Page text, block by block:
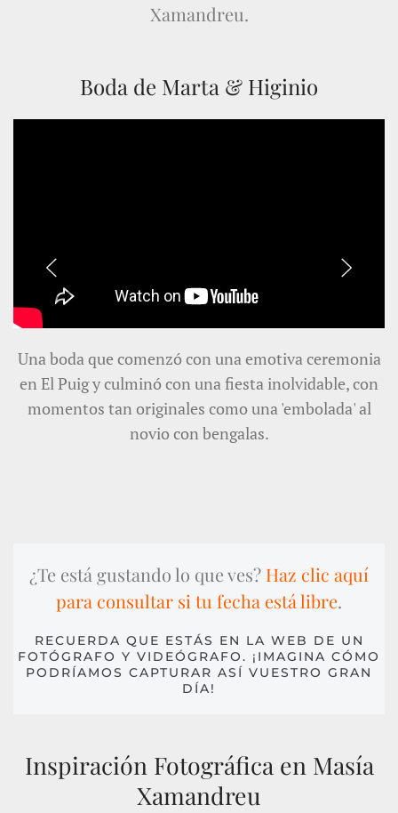
Xamandreu.
Boda de Marta & Higinio
Una boda que comenzó con una emotiva ceremonia
en El Puig y culminó con una fiesta inolvidable, con
momentos tan originales como una 'embolada' al
novio con bengalas.
¿Te está gustando lo que ves? Haz clic aquí
para consultar si tu fecha está libre.
RECUERDA QUE ESTÁS EN LA WEB DE UN
FOTÓGRAFO Y VIDEÓGRAFO. ¡IMAGINA CÓMO
PODRÍAMOS CAPTURAR ASÍ VUESTRO GRAN
DÍA!
Inspiración Fotográfica en Masía
Xamandreu